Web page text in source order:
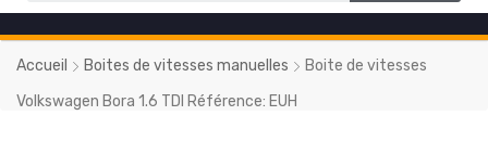
Accueil Boites de vitesses manuelles
Boite de vitesses
Volkswagen Bora 1.6 TDI Référence: EUH